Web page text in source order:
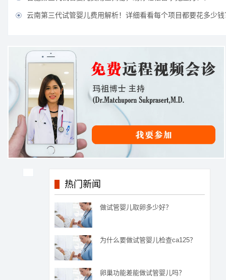
 云南第三代试管婴儿费用解析！详细看看每个项目都要花多少钱
热门新闻
做试管婴儿取卵多少好？
为什么要做试管婴儿检查ca125？
卵巢功能差能做试管婴儿吗？